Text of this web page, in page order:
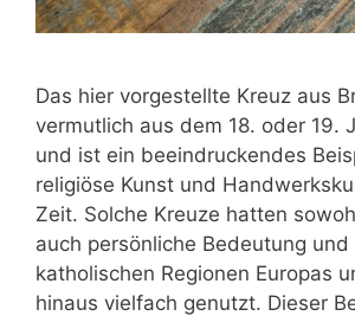
Das hier vorgestellte Kreuz aus
vermutlich aus dem 18. oder 19.
und ist ein beeindruckendes
religiöse Kunst und
Zeit. Solche Kreuze hatten
auch persönliche Bedeutung
katholischen Regionen Europas
hinaus vielfach genutzt. Dieser